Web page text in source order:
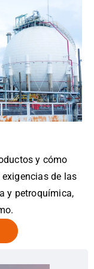
y cómo
de las
y petroquímica,